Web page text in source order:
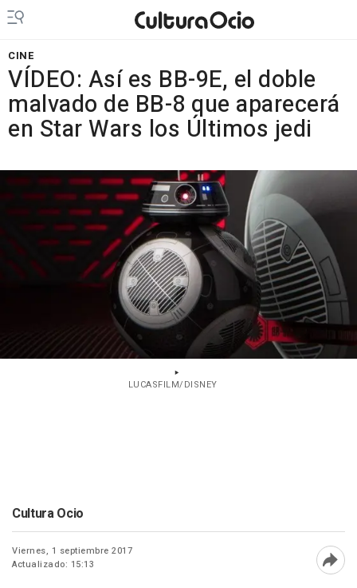
CINE
VÍDEO: Así es BB-9E, el doble
malvado de BB-8 que aparecerá
en Star Wars los Últimos jedi
LUCASFILM/DISNEY
Cultura Ocio
Viernes, 1 septiembre 2017
Actualizado: 15:13